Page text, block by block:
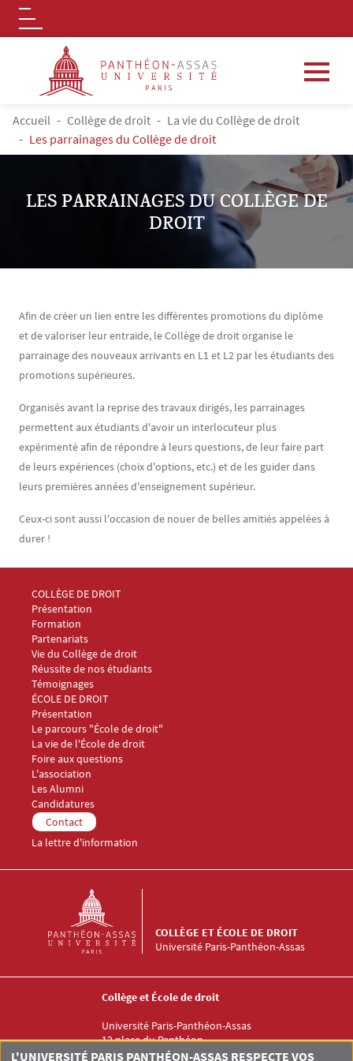
Aller au contenu principal
Logo
FIL D'ARIANE
Accueil Collège de droit
La vie du Collège de droit
Les parrainages du Collège de droit
LES PARRAINAGES DU COLLÈGE DE
DROIT
Contenu
Texte
Afin de créer un lien entre les différentes promotions du diplôme
et de valoriser leur entraide, le Collège de droit organise le
parrainage des nouveaux arrivants en L1 et L2 par les étudiants des
promotions supérieures.
Organisés avant la reprise des travaux dirigés, les parrainages
permettent aux étudiants d'avoir un interlocuteur plus
expérimenté afin de répondre à leurs questions, de leur faire part
de leurs expériences (choix d'options, etc.) et de les guider dans
leurs premières années d'enseignement supérieur.
Ceux-ci sont aussi l'occasion de nouer de belles amitiés appelées à
durer !
Menu Footer Collège et École de droit 1
COLLÈGE DE DROIT
Présentation
Formation
Partenariats
Vie du Collège de droit
Réussite de nos étudiants
Témoignages
Menu Footer Collège et École de droit 2
ÉCOLE DE DROIT
Présentation
Le parcours "École de droit"
La vie de l'École de droit
Foire aux questions
Menu Footer Collège et École de droit 3
L'association
Les Alumni
Menu Footer Collège et École de droit 4
Candidatures
Menu Footer Collège et École de droit 5
Contact
La lettre d'information
Université Paris-Panthéon-Assas
COLLÈGE ET ÉCOLE DE DROIT
Collège et École de droit
Université Paris-Panthéon-Assas
12 place du Panthéon
75005 PARIS
L'UNIVERSITÉ PARIS PANTHÉON-ASSAS RESPECTE VOS